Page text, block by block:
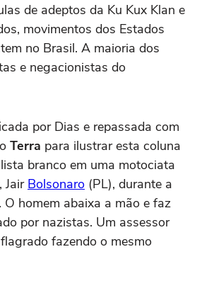
de adeptos da Ku Kux Klan e
movimentos dos Estados
no Brasil. A maioria dos
e negacionistas do
por Dias e repassada com
Terra para ilustrar esta coluna
branco em uma motociata
Jair Bolsonaro (PL), durante a
homem abaixa a mão e faz
por nazistas. Um assessor
fazendo o mesmo